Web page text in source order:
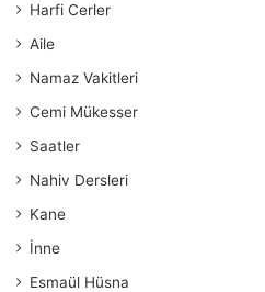
Harfi Cerler
Aile
Namaz Vakitleri
Cemi Mükesser
Saatler
Nahiv Dersleri
Kane
İnne
Esmaül Hüsna